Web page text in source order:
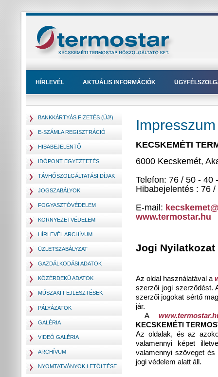
HÍRLEVÉL AKTUÁLIS INFORMÁCIÓK
BANKKÁRTYÁS FIZETÉS (ÚJ!)
E-SZÁMLA REGISZTRÁCIÓ
HIBABEJELENTŐ
IDŐPONT EGYEZTETÉS
TÁVHŐSZOLGÁLTATÁSI DÍJAK
JOGSZABÁLYOK
FOGYASZTÓVÉDELEM
KÖRNYEZETVÉDELEM
HÍRLEVÉL ARCHÍVUM
ÜZLETSZABÁLYZAT
GAZDÁLKODÁSI ADATOK
KÖZÉRDEKŰ ADATOK
MŰSZAKI FEJLESZTÉSEK
PÁLYÁZATOK
GALÉRIA
VIDEÓ GALÉRIA
ARCHÍVUM
NYOMTATVÁNYOK LETÖLTÉSE
Impresszum
KECSKEMÉTI
6000 Kecskemét,
Telefon: 76 / 50 - 40
Hibabejelentés : 76
E-mail:
www.termostar.hu
Jogi Nyilatkozat
Az oldal használatával a
szerzői jogi szerződést.
szerzői jogokat sértő
jár.
A
KECSKEMÉTI
Az oldalak, és az
valamennyi képet
valamennyi szöveget és
jogi védelem alatt áll.